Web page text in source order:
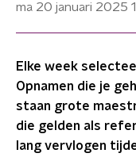
ma 20 januari 2025
Elke week
Opnamen die je
staan grote
die gelden als
lang vervlogen